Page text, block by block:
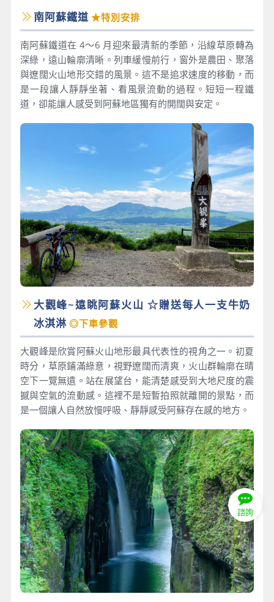
南阿蘇鐵道 ★特別安排
南阿蘇鐵道在 4～6 月迎來最清新的季節，沿線草原轉為
深綠，遠山輪廓清晰。列車緩慢前行，窗外是農田、聚落
與遼闊火山地形交錯的風景。這不是追求速度的移動，而
是一段讓人靜靜坐著、看風景流動的過程。短短一程鐵
道，卻能讓人感受到阿蘇地區獨有的開闊與安定。
大觀峰~遠眺阿蘇火山 ☆贈送每人一支牛奶
冰淇淋 ◎下車參觀
大觀峰是欣賞阿蘇火山地形最具代表性的視角之一。初夏
時分，草原鋪滿綠意，視野遼闊而清爽，火山群輪廓在晴
空下一覽無遺。站在展望台，能清楚感受到大地尺度的震
撼與空氣的流動感。這裡不是短暫拍照就離開的景點，而
是一個讓人自然放慢呼吸、靜靜感受阿蘇存在感的地方。
諮詢